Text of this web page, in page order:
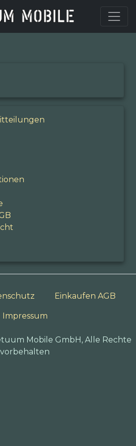
Einkaufen AGB
Impressum
Mobile GmbH, Alle Rechte
vorbehalten